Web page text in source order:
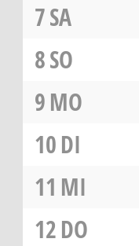
7SA
8SO
9MO
10DI
11 MI
12DO